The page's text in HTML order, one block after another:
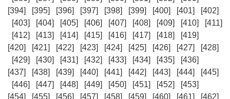
[394]
[395] [396] [397] [398] [399] [400] [401]
[402]
[403]
[404] [405] [406] [407] [408] [409] [410]
[411]
[412]
[413] [414] [415] [416] [417] [418]
[419]
[420]
[421] [422] [423] [424] [425] [426] [427]
[428]
[429]
[430] [431] [432] [433] [434] [435]
[436]
[437]
[438] [439] [440] [441] [442] [443] [444]
[445]
[446]
[447] [448] [449] [450] [451] [452]
[453]
[454]
[455] [456] [457] [458] [459] [460] [461]
[462]